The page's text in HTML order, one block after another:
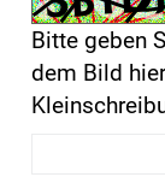
Bitte geben
dem Bild